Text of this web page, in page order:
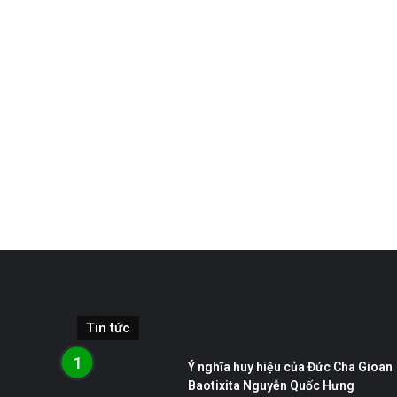
Tin tức
Ý nghĩa huy hiệu của Đức Cha Gioan
Baotixita Nguyễn Quốc Hưng